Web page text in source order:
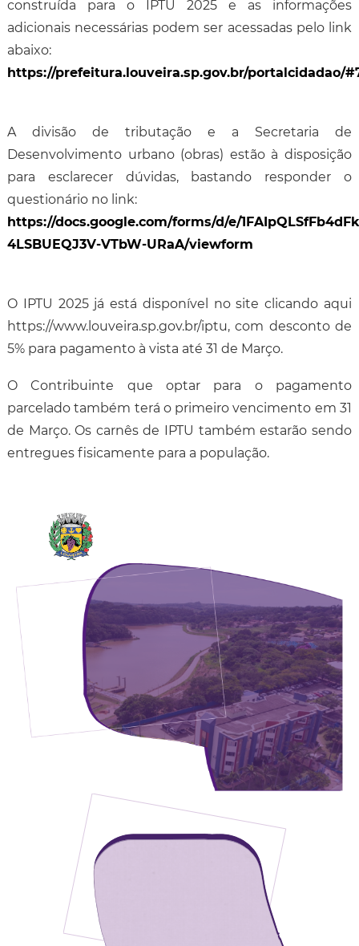
construída para o IPTU 2025 e as informações
adicionais necessárias podem ser acessadas pelo link
abaixo:
https://prefeitura.louveira.sp.gov.br/portalcidadao/
A divisão de tributação e a Secretaria de
Desenvolvimento urbano (obras) estão à disposição
para esclarecer dúvidas, bastando responder o
questionário no link:
https://docs.google.com/forms/d/e/
4LSBUEQJ3V-VTbW-URaA/viewform
O IPTU 2025 já está disponível no site clicando aqui
https://www.louveira.sp.gov.br/iptu, com desconto de
5% para pagamento à vista até 31 de Março.
O Contribuinte que optar para o pagamento
parcelado também terá o primeiro vencimento em 31
de Março. Os carnês de IPTU também estarão sendo
entregues fisicamente para a população.